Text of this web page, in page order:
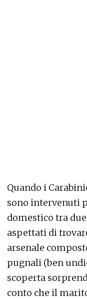
Quando i
sono intervenuti
domestico tra
aspettati di
arsenale
pugnali (ben
scoperta
conto che il